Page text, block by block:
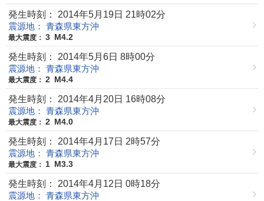
発生時刻： 2014年5月19日 21時02分
震源地： 青森県東方沖
最大震度： 3 M4.2
発生時刻： 2014年5月6日 8時00分
震源地： 青森県東方沖
最大震度： 2 M4.4
発生時刻： 2014年4月20日 16時08分
震源地： 青森県東方沖
最大震度： 2 M4.0
発生時刻： 2014年4月17日 2時57分
震源地： 青森県東方沖
最大震度： 1 M3.3
発生時刻： 2014年4月12日 0時18分
震源地： 青森県東方沖